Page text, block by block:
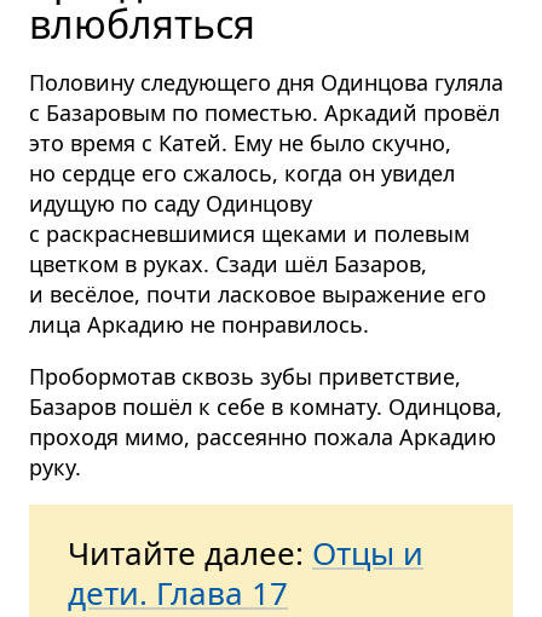
влюбляться
Половину следующего дня Одинцова гуляла
с Базаровым по поместью. Аркадий провёл
это время с Катей. Ему не было скучно,
но сердце его сжалось, когда он увидел
идущую по саду Одинцову
с раскрасневшимися щеками и полевым
цветком в руках. Сзади шёл Базаров,
и весёлое, почти ласковое выражение его
лица Аркадию не понравилось.
Пробормотав сквозь зубы приветствие,
Базаров пошёл к себе в комнату. Одинцова,
проходя мимо, рассеянно пожала Аркадию
руку.
Читайте далее: Отцы и
дети. Глава 17